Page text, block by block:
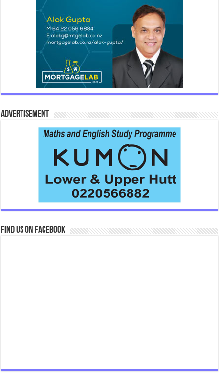
Advertisement
Find us on Facebook